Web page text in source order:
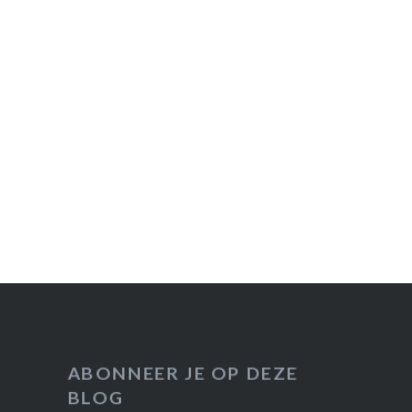
ABONNEER JE OP DEZE
BLOG